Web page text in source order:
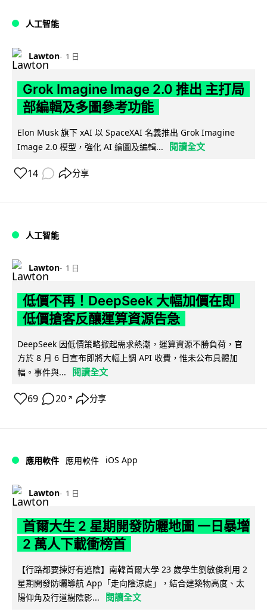
人工智能
Lawton 1 日
Grok Imagine Image 2.0 推出 主打局
部編輯及多圖參考功能
Elon Musk 旗下 xAI 以 SpaceXAI 名義推出 Grok Imagine
Image 2.0 模型，強化 AI 繪圖及編輯...
閱讀全文
14 分享
人工智能
Lawton 1 日
低價不再！DeepSeek 大幅加價在即
低價搶客反釀運算資源告急
DeepSeek 因低價策略掀起需求熱潮，運算資源不勝負荷，官
方於 8 月 6 日宣布即將大幅上調 API 收費，惟未公布具體加
幅。事件與...
閱讀全文
69 20 ↗ 分享
應用軟件 應用軟件 iOS App
Lawton 1 日
首爾大生 2 星期開發防曬地圖 一日暴增
2 萬人下載衝榜首
【行路都要揀好有遮陰】南韓首爾大學 23 歲學生劉敏俊利用 2
星期開發防曬導航 App「走向陰涼處」，結合建築物高度、太
陽仰角及行道樹陰影...
閱讀全文